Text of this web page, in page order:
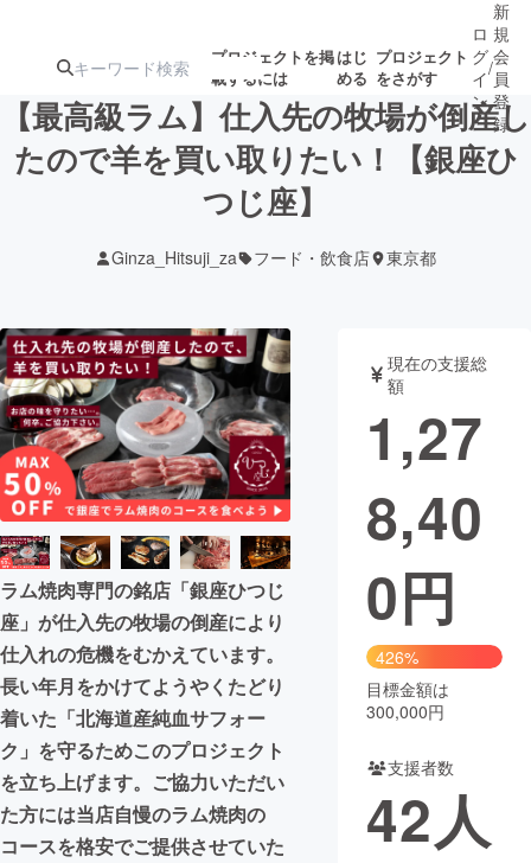
プロジェクトを掲
載するには
はじ
める
プロジェクト
をさがす
注目の新着プロ募集終了が近いプ
テクノロジー・ガジェット
映像・映画 書籍・雑誌
ビジネス・起業 チャレンジ
まちづくり・地域活性化
CAMPFIRE for Social Good
CAMPFIRE Creation
CAMPFIREふるさと納税machi-ya コミュニティ
ロ
グ
イ
ン
/
新
規
会
員
登
録
【最高級ラム】仕入先の牧場が倒産し
たので羊を買い取りたい！【銀座ひ
つじ座】
Ginza_Hitsuji_za フード・飲食店 東京都
ラム焼肉専門の銘店「銀座ひつじ
座」が仕入先の牧場の倒産により
仕入れの危機をむかえています。
長い年月をかけてようやくたどり
着いた「北海道産純血サフォー
ク」を守るためこのプロジェクト
を立ち上げます。ご協力いただい
た方には当店自慢のラム焼肉の
コースを格安でご提供させていた
現在の支援総
額
1,27
8,40
0円
426%
目標金額は
300,000円
支援者数
42人